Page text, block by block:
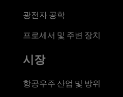
광전자 공학
프로세서 및 주변 장치
시장
항공우주 산업 및 방위